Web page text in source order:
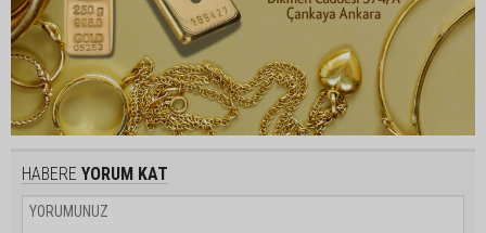
HABERE YORUM KAT